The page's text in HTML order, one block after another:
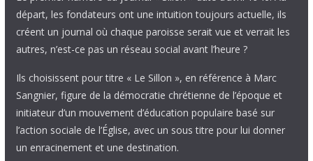
départ, les fondateurs ont une intuition toujours actuelle, ils
créent un journal où chaque paroisse serait vue et verrait les
autres, n’est-ce pas un réseau social avant l’heure ?
Ils choisissent pour titre « Le Sillon », en référence à Marc
Sangnier, figure de la démocratie chrétienne de l’époque et
initiateur d’un mouvement d’éducation populaire basé sur
l’action sociale de l’Église, avec un sous titre pour lui donner
un enracinement et une destination.